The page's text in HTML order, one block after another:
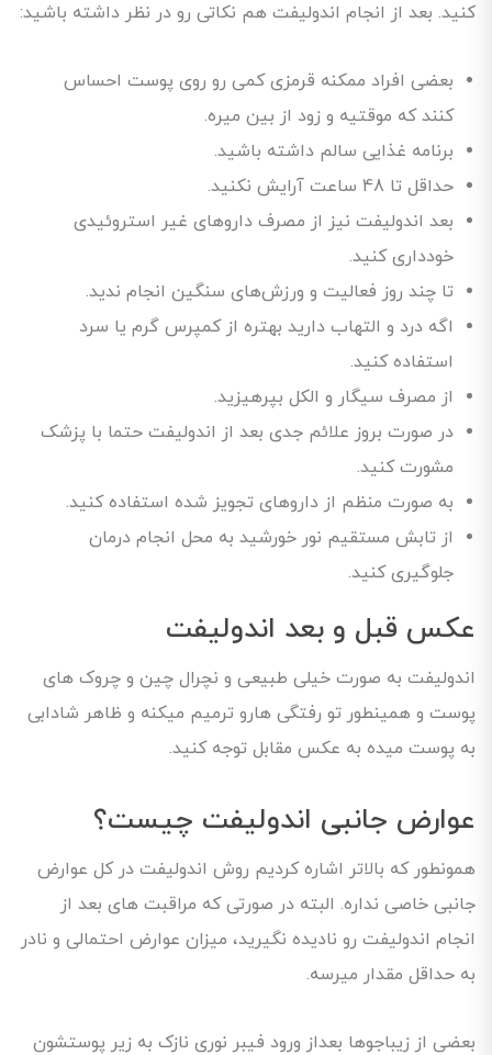
کنید. بعد از انجام اندولیفت هم نکاتی رو در نظر داشته باشید:
بعضی افراد ممکنه قرمزی کمی رو روی پوست احساس
کنند که موقتیه و زود از بین میره.
برنامه غذایی سالم داشته باشید.
حداقل تا 48 ساعت آرایش نکنید.
بعد اندولیفت نیز از مصرف داروهای غیر استروئیدی
خودداری کنید.
تا چند روز فعالیت‌ و ورزش‌های سنگین انجام ندید.
اگه درد و التهاب دارید بهتره از کمپرس گرم یا سرد
استفاده کنید.
از مصرف سیگار و الکل بپرهیزید.
در صورت بروز علائم جدی بعد از اندولیفت حتما با پزشک
مشورت کنید.
به صورت منظم از داروهای تجویز شده استفاده کنید.
از تابش مستقیم نور خورشید به محل انجام درمان
جلوگیری کنید.
عکس قبل و بعد اندولیفت
اندولیفت به صورت خیلی طبیعی و نچرال چین و چروک های
پوست و همینطور تو رفتگی هارو ترمیم میکنه و ظاهر شادابی
به پوست میده به عکس مقابل توجه کنید.
عوارض جانبی اندولیفت چیست؟
همونطور که بالاتر اشاره کردیم روش اندولیفت در کل عوارض
جانبی خاصی نداره. البته در صورتی که مراقبت های بعد از
انجام اندولیفت رو نادیده نگیرید، میزان عوارض احتمالی و نادر
به حداقل مقدار میرسه.
بعضی از زیباجوها بعداز ورود فیبر نوری نازک به زیر پوستشون